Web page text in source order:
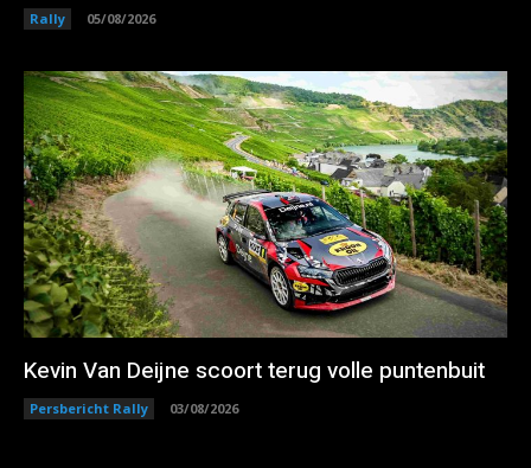
Rally 05/08/2026
Kevin Van Deijne scoort terug volle puntenbuit
Persbericht Rally 03/08/2026